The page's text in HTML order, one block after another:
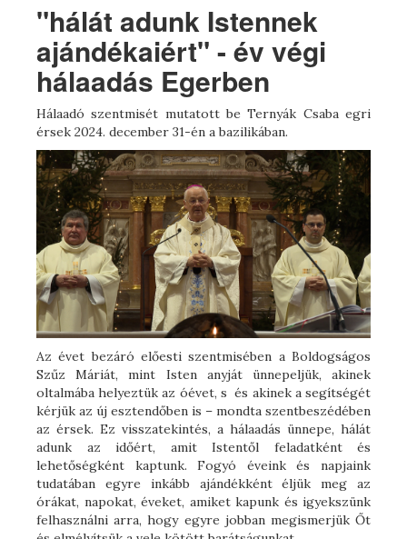
"hálát adunk Istennek
ajándékaiért" - év végi
hálaadás Egerben
Hálaadó szentmisét mutatott be Ternyák Csaba egri
érsek 2024. december 31-én a bazilikában.
Az évet bezáró előesti szentmisében a Boldogságos
Szűz Máriát, mint Isten anyját ünnepeljük, akinek
oltalmába helyeztük az óévet, s és akinek a segítségét
kérjük az új esztendőben is – mondta szentbeszédében
az érsek. Ez visszatekintés, a hálaadás ünnepe, hálát
adunk az időért, amit Istentől feladatként és
lehetőségként kaptunk. Fogyó éveink és napjaink
tudatában egyre inkább ajándékként éljük meg az
órákat, napokat, éveket, amiket kapunk és igyekszünk
felhasználni arra, hogy egyre jobban megismerjük Őt